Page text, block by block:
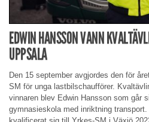
EDWIN HANSSON VANN
UPPSALA
Den 15 september avgjordes den för
SM för unga lastbilschaufförer.
vinnaren blev Edwin Hansson som går
gymnasieskola med inriktning